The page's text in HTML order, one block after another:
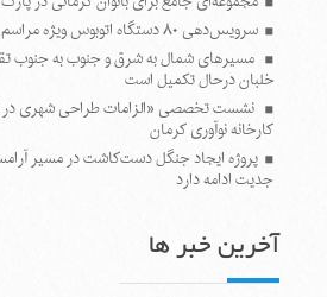
سرویس‌دهی ۸۰ دستگاه اتوبوس ویژه مراسم جاماندگان اربعین حسینی
مسیرهای شمال به شرق و جنوب به جنوب
خلبان درحال تکمیل است
نشست تخصصی «الزامات طراحی شهری در
کارخانه نوآوری کرمان
پروژه ایجاد جنگل دست‌کاشت در مسیر
جدیت ادامه دارد
آخرین خبر ها